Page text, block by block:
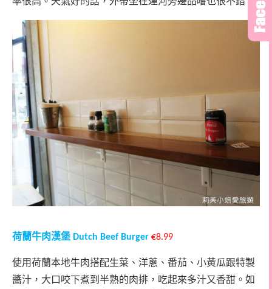
荷蘭牛肉漢堡 Dutch Beef Burger €8.99
使用荷蘭本地牛肉搭配生菜、洋蔥、番茄、小黃瓜跟特製
醬汁，大口咬下煮到半熟的肉排，吃起來多汁又香甜。如